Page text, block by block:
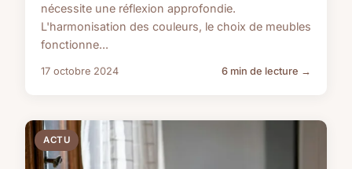
nécessite une réflexion approfondie.
L'harmonisation des couleurs, le choix de meubles
fonctionne...
17 octobre 2024 6 min de lecture →
ACTU